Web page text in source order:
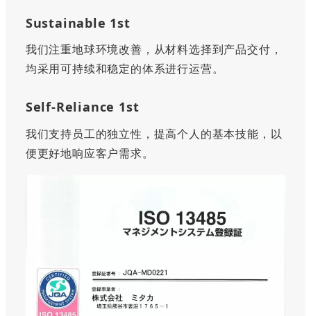
Sustainable 1st
我们注重地球环境改善，从材料选择到产品交付，
均采用可持续和稳定的体系进行运营。
Self-Reliance 1st
我们支持员工的独立性，提高个人的基本技能，以
便更好地响应客户需求。